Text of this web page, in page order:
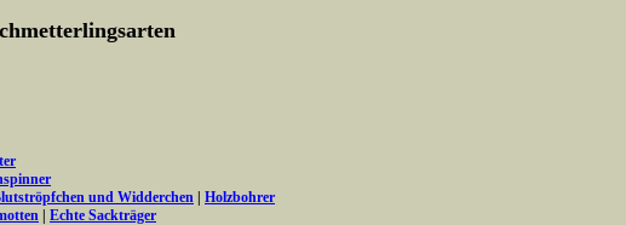
und Widderchen
Holzbohrer
Echte Sackträger